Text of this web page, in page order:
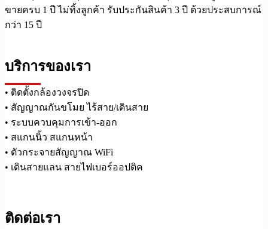
ขายครบ 1 ปี ไม่ทิ้งลูกค้า รับประกันสินค้า 3 ปี ด้วยประสบการณ์
กว่า 15 ปี
บริการของเรา
• ติดตั้งกล้องวงจรปิด
• สัญญาณกันขโมย ไร้สาย/เดินสาย
• ระบบควบคุมการเข้า-ออก
• สแกนนิ้ว สแกนหน้า
• ตัวกระจายสัญญาณ WiFi
• เดินสายแลน สายไฟเบอร์ออปติค
ติดต่อเรา